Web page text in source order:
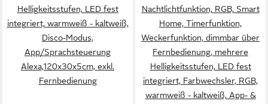
Helligkeitsstufen, LED fest
integriert, warmweiß - kaltweiß,
Disco-Modus,
App/Sprachsteuerung
Alexa,120x30x5cm, exkl.
Fernbedienung
Nachtlichtfunktion, RGB, Smart
Home, Timerfunktion,
Weckerfunktion, dimmbar über
Fernbedienung, mehrere
Helligkeitsstufen, LED fest
integriert, Farbwechsler, RGB,
warmweiß - kaltweiß, App- &